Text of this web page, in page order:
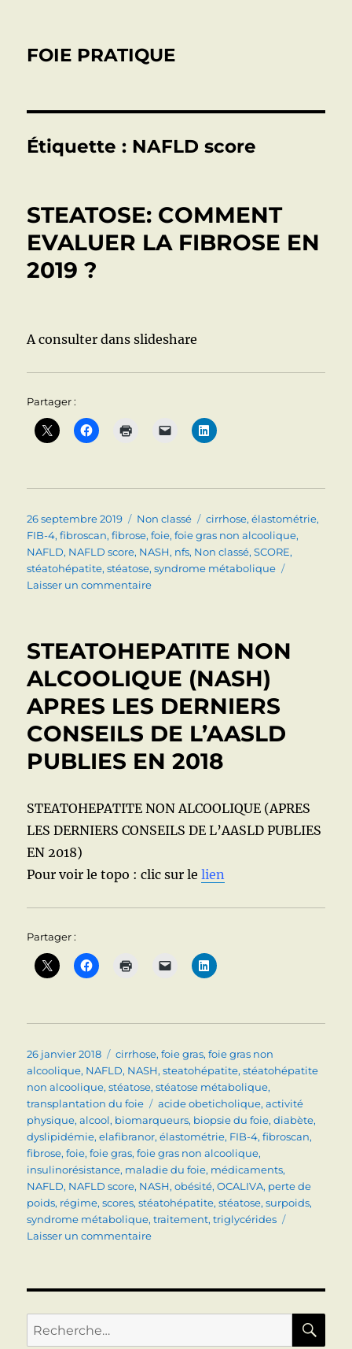
FOIE PRATIQUE
Étiquette : NAFLD score
STEATOSE: COMMENT
EVALUER LA FIBROSE EN
2019 ?
A consulter dans slideshare
Partager :
Publié
le
26 septembre 2019 Catégories
Non classé Étiquettes
cirrhose,élastométrie,
FIB-4,fibroscan,fibrose,foie,foie gras non alcoolique,
NAFLD, NAFLD score, NASH, nfs, Non classé,SCORE,
stéatohépatite,stéatose,syndrome métabolique
Laisser un commentairesur
LA
EN
2019
?
STEATOHEPATITE NON
ALCOOLIQUE (NASH)
APRES LES DERNIERS
CONSEILS DE L’AASLD
PUBLIES EN 2018
STEATOHEPATITE NON ALCOOLIQUE (APRES
LES DERNIERS CONSEILS DE L’AASLD PUBLIES
EN 2018)
Pour voir le topo : clic sur lelien
Partager :
Publié
le
26 janvier 2018 Catégories
cirrhose,foie gras,foie gras non
alcoolique, NAFLD, NASH,steatohépatite,stéatohépatite
non alcoolique,stéatose,stéatose métabolique,
transplantation du foie
Étiquettes
acide obeticholique,activité
physique,alcool, biomarqueurs, biopsie du foie,diabète,
dyslipidémie,elafibranor,élastométrie, FIB-4,fibroscan,
fibrose,foie,foie gras,foie gras non alcoolique,
insulinorésistance, maladie du foie, médicaments,
NAFLD, NAFLD score, NASH,obésité,OCALIVA, perte de
poids, régime,scores,stéatohépatite,stéatose,surpoids,
syndrome métabolique,traitement,triglycérides
Laisser un commentairesur
APRES
Recherche
pour :